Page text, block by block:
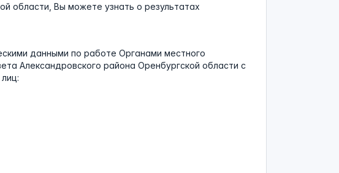
области, Вы можете узнать о результатах
данными по работе Органами местного
Александровского района Оренбургской области с